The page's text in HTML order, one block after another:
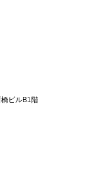
ビルB1階